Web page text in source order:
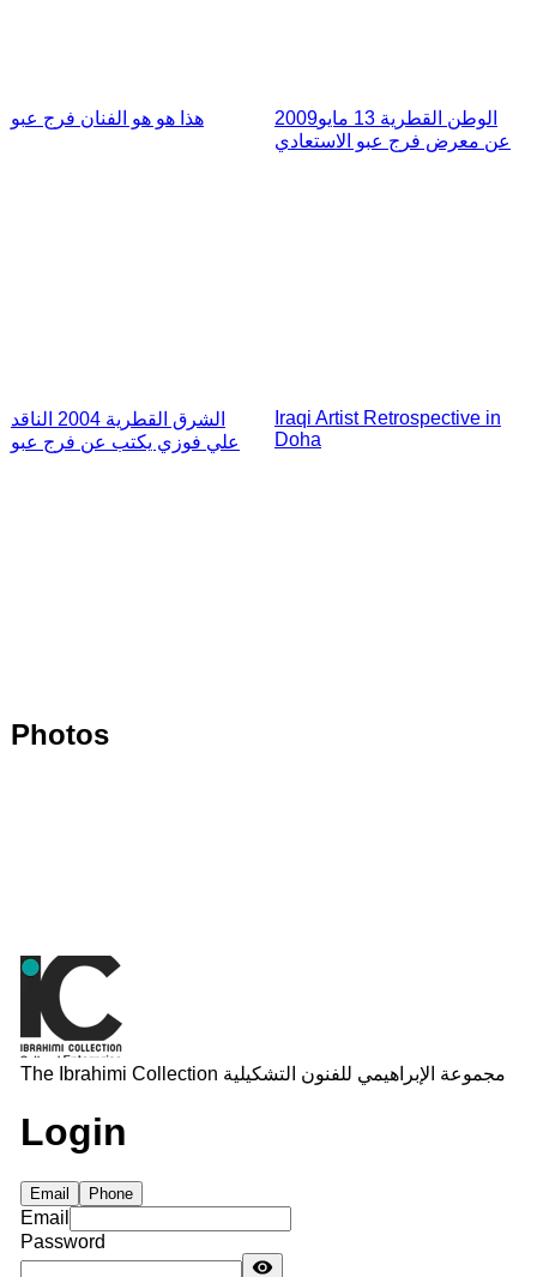
هذا هو هو الفنان فرج عبو
الوطن القطرية 13 مايو2009
عن معرض فرج عبو الاستعادي
الشرق القطرية 2004 الناقد
علي فوزي يكتب عن فرج عبو
Iraqi Artist Retrospective in
Doha
Photos